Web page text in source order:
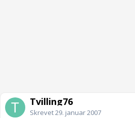
Tvilling76
Skrevet29. januar 2007